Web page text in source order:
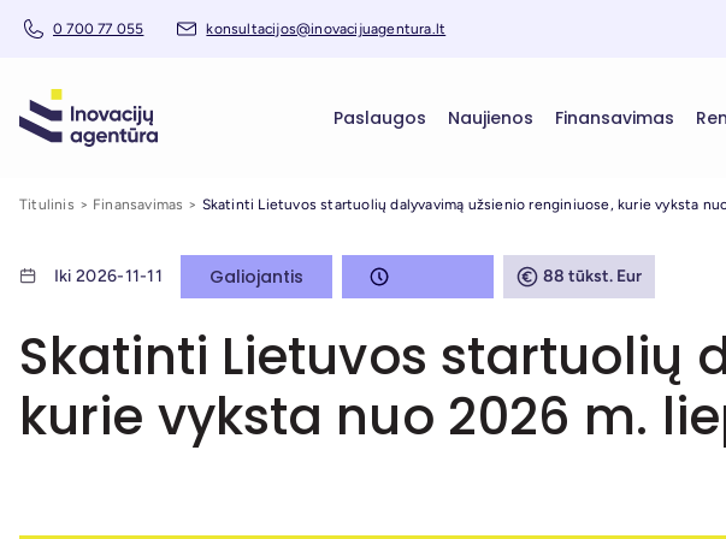
0 700 77 055 konsultacijos@inovacijuagentura.lt
Paslaugos Naujienos Finansavimas
Titulinis Finansavimas Skatinti Lietuvos startuolių dalyvavimą užsienio renginiuose, kurie vyksta
Iki 2026-11-11 Galiojantis 88 tūkst. Eur
Skatinti Lietuvos startuolių
kurie vyksta nuo 2026 m.